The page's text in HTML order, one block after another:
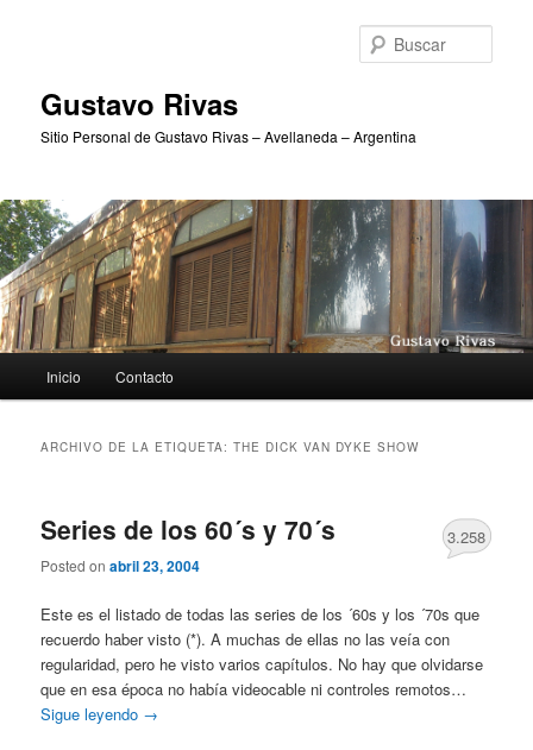
Gustavo Rivas
Sitio Personal de Gustavo Rivas – Avellaneda – Argentina
principal
Inicio Contacto
ARCHIVO DE LA ETIQUETA:THE DICK VAN DYKE SHOW
Series de los 60´s y 70´s
Posted onabril 23, 2004
3.258
Este es el listado de todas las series de los ´60s y los ´70s que
recuerdo haber visto (*). A muchas de ellas no las veía con
regularidad, pero he visto varios capítulos. No hay que olvidarse
que en esa época no había videocable ni controles remotos…
Sigue leyendo →